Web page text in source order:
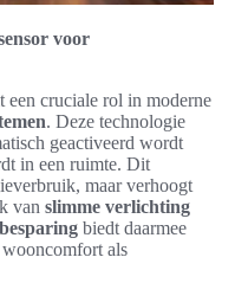
voor
een cruciale rol in moderne
. Deze technologie
geactiveerd wordt
in een ruimte. Dit
maar verhoogt
van slimme verlichting
biedt daarmee
als